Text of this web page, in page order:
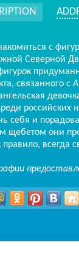
с
Северной
связанного с
российских
себя и
щебетом они
правило, всегда